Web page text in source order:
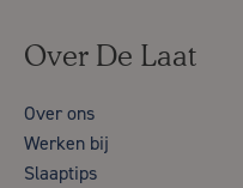
Over De Laat
Over ons
Werken bij
Slaaptips